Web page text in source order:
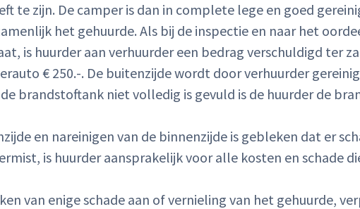
te zijn. De camper is dan in complete lege en goed
het gehuurde. Als bij de inspectie en naar het
is huurder aan verhuurder een bedrag verschuldigd ter
€ 250.-. De buitenzijde wordt door verhuurder
brandstoftank niet volledig is gevuld is de huurder de
en nareinigen van de binnenzijde is gebleken dat er
is huurder aansprakelijk voor alle kosten en schade
van enige schade aan of vernieling van het gehuurde,